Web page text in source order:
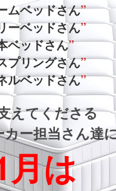
ムベッドさん”
ーベッドさん”
ベッドさん”
プリングさん”
ルベッドさん”
えてくださる
ー担当さん達
月は